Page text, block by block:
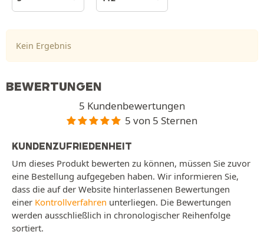
Kein Ergebnis
BEWERTUNGEN
5 Kundenbewertungen
5 von 5 Sternen
KUNDENZUFRIEDENHEIT
Um dieses Produkt bewerten zu können, müssen Sie zuvor
eine Bestellung aufgegeben haben. Wir informieren Sie,
dass die auf der Website hinterlassenen Bewertungen
einer Kontrollverfahren unterliegen. Die Bewertungen
werden ausschließlich in chronologischer Reihenfolge
sortiert.